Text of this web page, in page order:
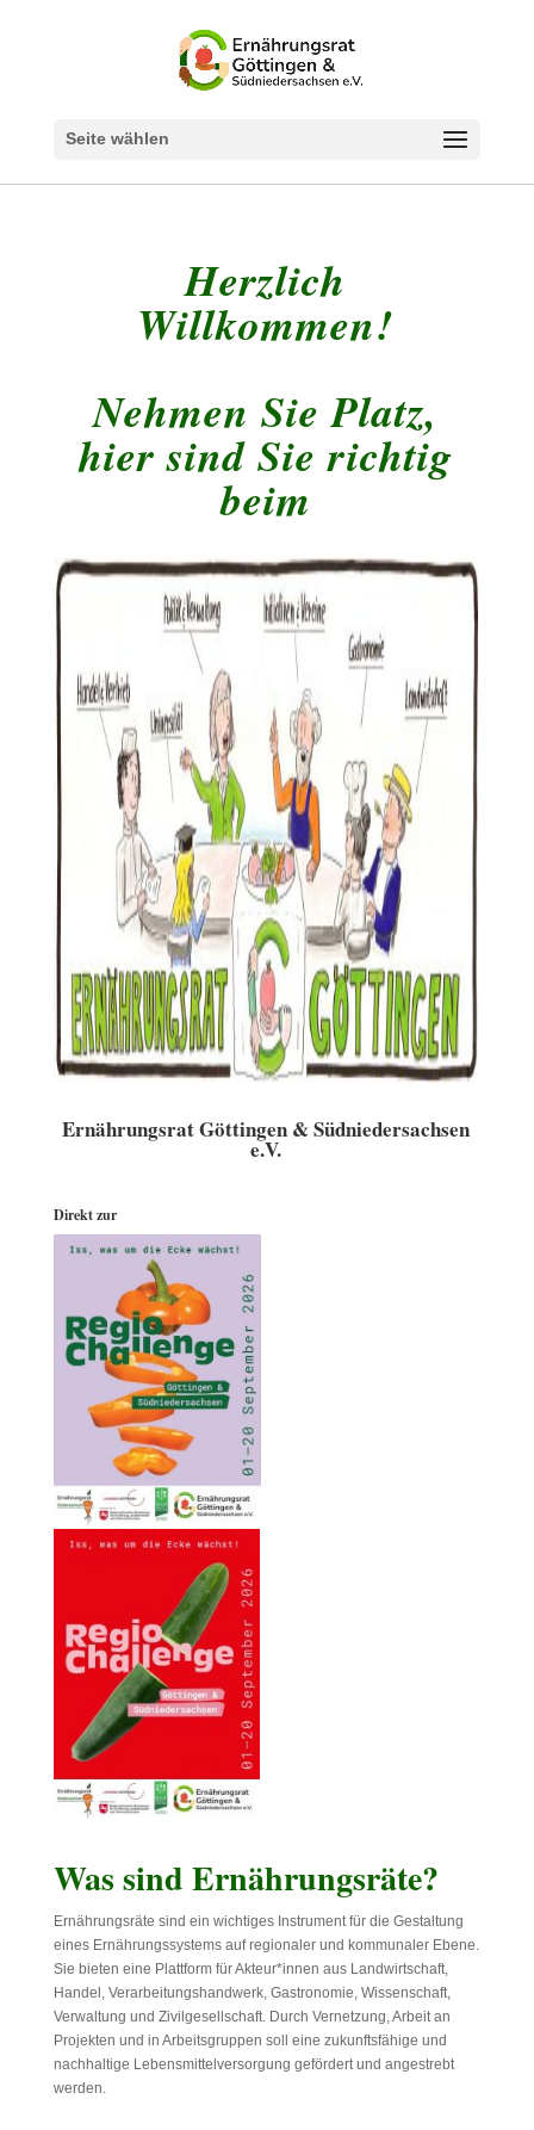
Seite wählen
Herzlich
Willkommen!
Nehmen Sie Platz,
hier sind Sie richtig
beim
Ernährungsrat Göttingen & Südniedersachsen
e.V.
Direkt zur
Was sind Ernährungsräte?
Ernährungsräte sind ein wichtiges Instrument für die Gestaltung
eines Ernährungssystems auf regionaler und kommunaler Ebene.
Sie bieten eine Plattform für Akteur*innen aus Landwirtschaft,
Handel, Verarbeitungshandwerk, Gastronomie, Wissenschaft,
Verwaltung und Zivilgesellschaft. Durch Vernetzung, Arbeit an
Projekten und in Arbeitsgruppen soll eine zukunftsfähige und
nachhaltige Lebensmittelversorgung gefördert und angestrebt
werden.